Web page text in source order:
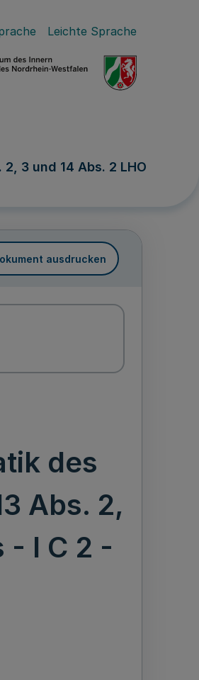
Leichte Sprache
3 und 14 Abs. 2 LHO
ausdrucken
des
Abs. 2,
- I C 2 -